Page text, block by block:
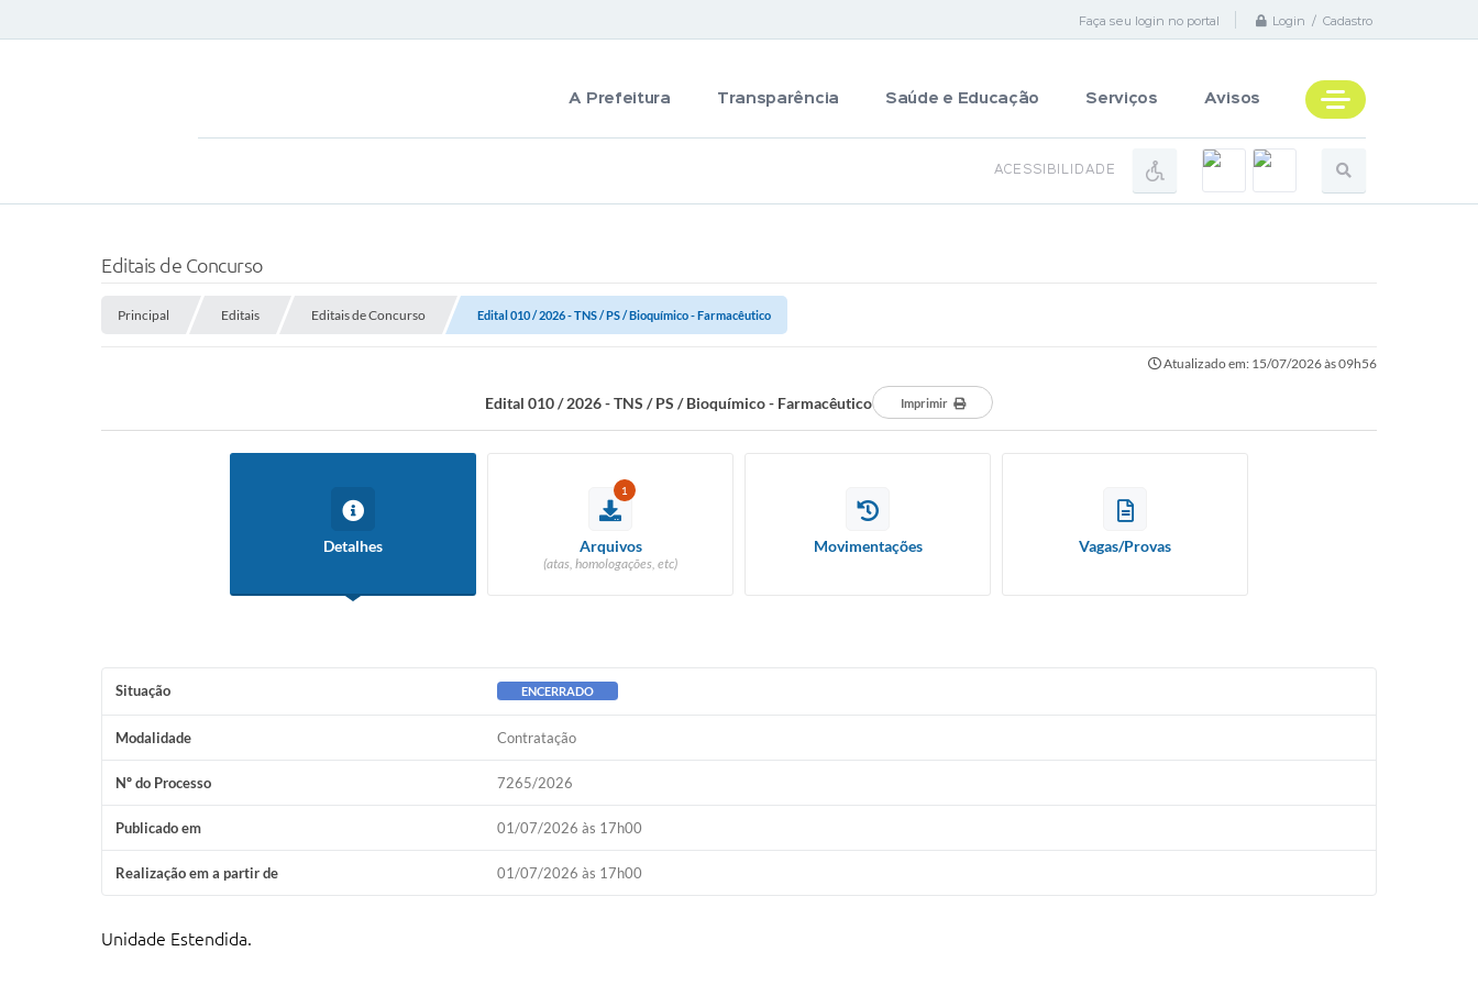
Faça seu login no portal Login / Cadastro
A Prefeitura Transparência Saúde e Educação Serviços Avisos
ACESSIBILIDADE
Editais de Concurso
Principal Editais Editais de Concurso Edital 010 / 2026 - TNS / PS / Bioquímico - Farmacêutico
Atualizado em: 15/07/2026 às 09h56
Edital 010 / 2026 - TNS / PS / Bioquímico - Farmacêutico Imprimir
Detalhes
1
Arquivos
(atas, homologações, etc)
Movimentações Vagas/Provas
Situação ENCERRADO
Modalidade Contratação
Nº do Processo 7265/2026
Publicado em 01/07/2026 às 17h00
Realização em a partir de 01/07/2026 às 17h00
Unidade Estendida.